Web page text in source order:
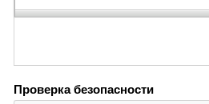
Проверка безопасности